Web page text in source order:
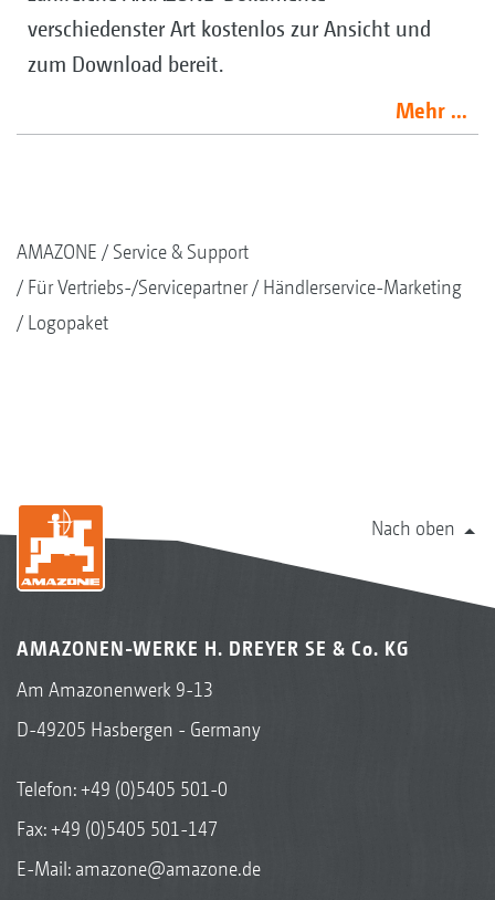
verschiedenster Art kostenlos zur Ansicht und
zum Download bereit.
Mehr ...
AMAZONE
Service & Support
Für Vertriebs-/Servicepartner
Händlerservice-Marketing
Logopaket
Nach oben
AMAZONEN-WERKE H. DREYER SE & Co. KG
Am Amazonenwerk 9-13
D-49205 Hasbergen - Germany
Telefon:+49 (0)5405 501-0
Fax: +49 (0)5405 501-147
E-Mail: amazone@amazone.de